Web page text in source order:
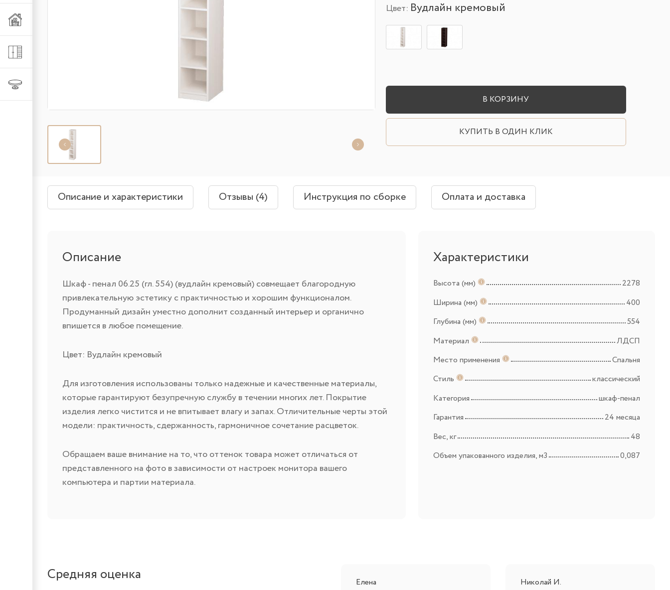
Цвет: Вудлайн кремовый
В КОРЗИНУ
КУПИТЬ В ОДИН КЛИК
Описание и характеристики Отзывы (4) Инструкция по сборке Оплата и доставка
Описание
Шкаф - пенал 06.25 (гл. 554) (вудлайн кремовый) совмещает благородную
привлекательную эстетику с практичностью и хорошим функционалом.
Продуманный дизайн уместно дополнит созданный интерьер и органично
впишется в любое помещение.
Цвет: Вудлайн кремовый
Для изготовления использованы только надежные и качественные материалы,
которые гарантируют безупречную службу в течении многих лет. Покрытие
изделия легко чистится и не впитывает влагу и запах. Отличительные черты этой
модели: практичность, сдержанность, гармоничное сочетание расцветок.
Обращаем ваше внимание на то, что оттенок товара может отличаться от
представленного на фото в зависимости от настроек монитора вашего
компьютера и партии материала.
Характеристики
Высота (мм)
2278
Ширина (мм)
400
Глубина (мм)
554
Материал
ЛДСП
Место применения
Спальня
Стиль
классический
Категория
шкаф-пенал
Гарантия
24 месяца
Вес, кг
48
Объем упакованного изделия, м3
0,087
Средняя оценка Елена Николай И.